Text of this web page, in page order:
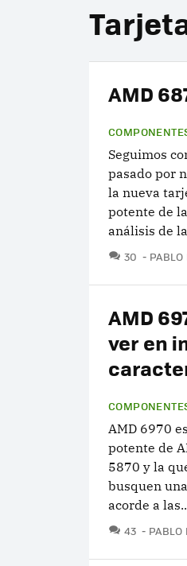
AMD
Seguimos
pasado por
la nueva
potente de
análisis de
30
PABLO
AMD
ver en
AMD 6970
potente de
5870 y la
busquen
acorde a
43
PABLO